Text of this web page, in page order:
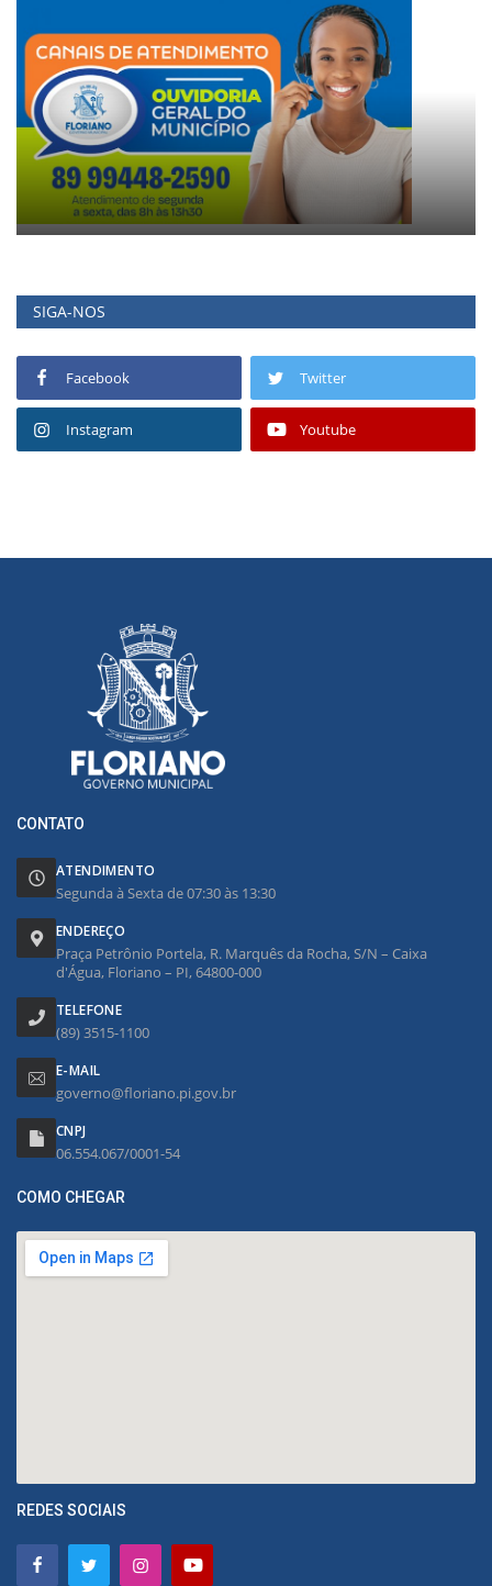
SIGA-NOS
Facebook Twitter
Instagram Youtube
CONTATO
ATENDIMENTO
Segunda à Sexta de 07:30 às 13:30
ENDEREÇO
Praça Petrônio Portela, R. Marquês da Rocha, S/N – Caixa
d'Água, Floriano – PI, 64800-000
TELEFONE
(89) 3515-1100
E-MAIL
governo@floriano.pi.gov.br
CNPJ
06.554.067/0001-54
COMO CHEGAR
REDES SOCIAIS